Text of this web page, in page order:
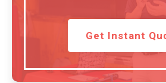
Get Instant